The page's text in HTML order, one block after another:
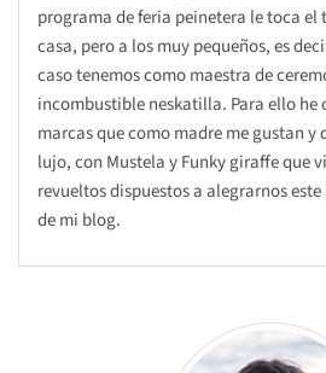
programa de feria peinetera le toca el
casa, pero a los muy pequeños, es
caso tenemos como maestra de
incombustible neskatilla. Para ello he
marcas que como madre me gustan y
lujo, con Mustela y Funky giraffe que
revueltos dispuestos a alegrarnos
de mi blog.